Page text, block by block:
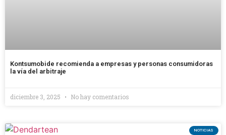
Kontsumobide recomienda a empresas y personas consumidoras
la vía del arbitraje
diciembre 3, 2025 No hay comentarios
NOTICIAS